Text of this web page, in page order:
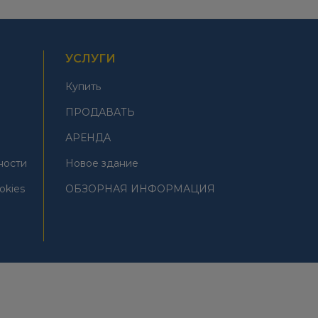
УСЛУГИ
Купить
ПРОДАВАТЬ
АРЕНДА
Новое здание
ОБЗОРНАЯ ИНФОРМАЦИЯ